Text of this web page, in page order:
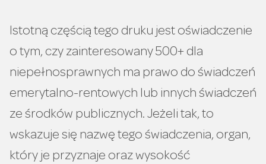
Istotną częścią tego druku jest oświadczenie
o tym, czy zainteresowany 500+ dla
niepełnosprawnych ma prawo do świadczeń
emerytalno-rentowych lub innych świadczeń
ze środków publicznych. Jeżeli tak, to
wskazuje się nazwę tego świadczenia, organ,
który je przyznaje oraz wysokość